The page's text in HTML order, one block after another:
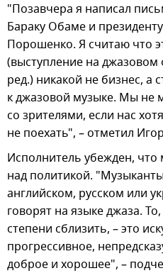
"Позавчера я написал
Бараку Обаме и
Порошенко. Я считаю что
(выступление на джазовом
ред.) никакой не бизнес, а
к джазовой музыке. Мы не
со зрителями, если нас
не поехать", – отметил
Исполнитель убежден, что
над политикой.
английском, русском или
говорят на языке джаза.
степени сблизить, – это
прогрессивное,
доброе и хорошее", –